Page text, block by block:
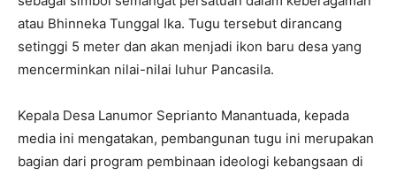
atau Bhinneka Tunggal Ika. Tugu tersebut dirancang
setinggi 5 meter dan akan menjadi ikon baru desa yang
mencerminkan nilai-nilai luhur Pancasila.
Kepala Desa Lanumor Seprianto Manantuada, kepada
media ini mengatakan, pembangunan tugu ini merupakan
bagian dari program pembinaan ideologi kebangsaan di